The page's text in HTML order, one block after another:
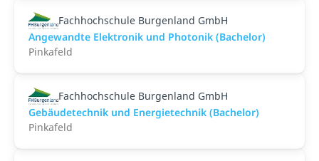
Fachhochschule Burgenland GmbH
Angewandte Elektronik und Photonik (Bachelor)
Pinkafeld
Fachhochschule Burgenland GmbH
Gebäudetechnik und Energietechnik (Bachelor)
Pinkafeld